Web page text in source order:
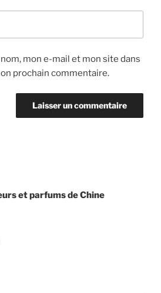
mon e-mail et mon site dans
prochain commentaire.
et parfums de Chine